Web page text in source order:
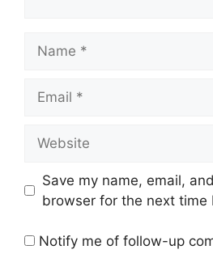
Save my name, email,
browser for the next time
Notify me of follow-up